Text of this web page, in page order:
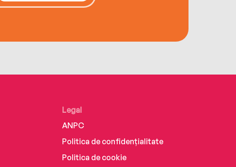
Legal
ANPC
Politica de confidențialitate
Politica de cookie